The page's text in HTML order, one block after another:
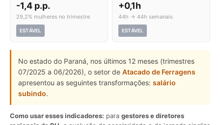
-1,4 p.p.
29,2% mulheres no trimestre
ESTÁVEL
+0,1h
44h → 44h semanais
ESTÁVEL
No estado do Paraná, nos últimos 12 meses (trimestres
07/2025 a 06/2026), o setor de Atacado de Ferragens
apresentou as seguintes transformações: salário
subindo.
Como usar esses indicadores: para gestores e diretores